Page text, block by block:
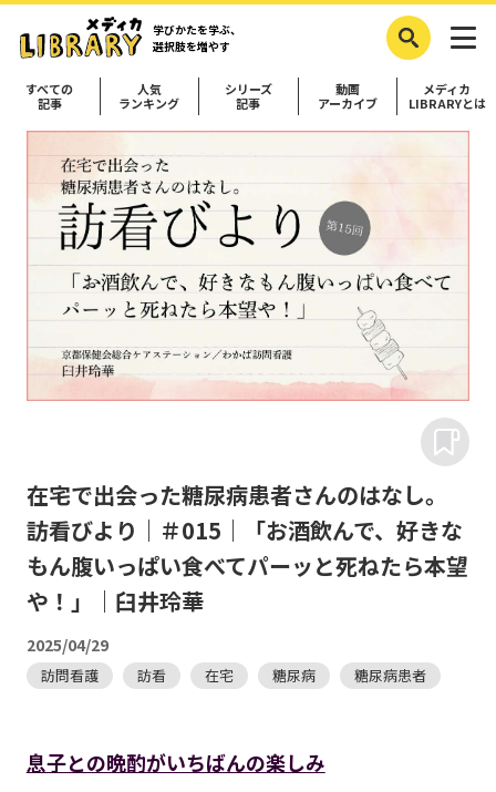
学びかたを学ぶ、
選択肢を増やす
すべての
記事
人気
ランキング
シリーズ
記事
動画
アーカイブ
メディカ
LIBRARYとは
在宅で出会った糖尿病患者さんのはなし。
訪看びより｜＃015｜「お酒飲んで、好きな
もん腹いっぱい食べてパーッと死ねたら本望
や！」｜臼井玲華
2025/04/29
訪問看護 訪看 在宅 糖尿病 糖尿病患者
息子との晩酌がいちばんの楽しみ